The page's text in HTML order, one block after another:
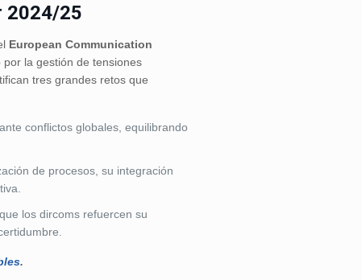
2024/25
European Communication
por la gestión de tensiones
tres grandes retos que
conflictos globales, equilibrando
de procesos, su integración
los dircoms refuercen su
.